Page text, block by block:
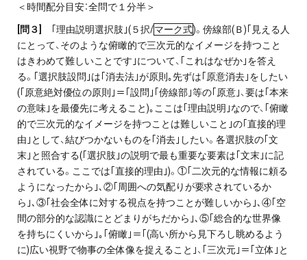
＜時間配分目安：全問で１分半＞
問３] ｢理由説明選択肢｣(５択/マーク式)。傍線部(Ｂ)｢見える人
にとって、そのような俯瞰的で三次元的なイメージを持つこと
はきわめて難しいことです｣について、｢これはなぜか｣を答え
る。｢選択肢設問｣は｢消去法｣が原則｡先ずは｢原意消去｣をしたい
(｢原意絶対優位の原則｣＝｢設問｣｢傍線部｣等の｢原意｣、要は｢本来
の意味｣を最優先に考えること)｡ここは｢理由説明｣なので、｢俯瞰
的で三次元的なイメージを持つことは難しいこと｣の｢直接的理
由｣として、結びつかないものを｢消去｣したい。各選択肢の｢文
末｣と照合する(｢選択肢｣の説明で最も重要な要素は｢文末｣に記
されている。ここでは｢直接的理由｣)。①｢二次元的な情報に頼る
ようになったから｣､②｢周囲への気配りが要求されているか
ら｣､③｢社会全体に対する視点を持つことが難しいから｣､④｢空
間の部分的な認識にとどまりがちだから｣､⑤｢総合的な世界像
を持ちにくいから｣｡｢俯瞰｣＝｢(高い所から見下ろし眺めるよう
に)広い視野で物事の全体像を捉えること｣、｢三次元｣＝｢立体｣と